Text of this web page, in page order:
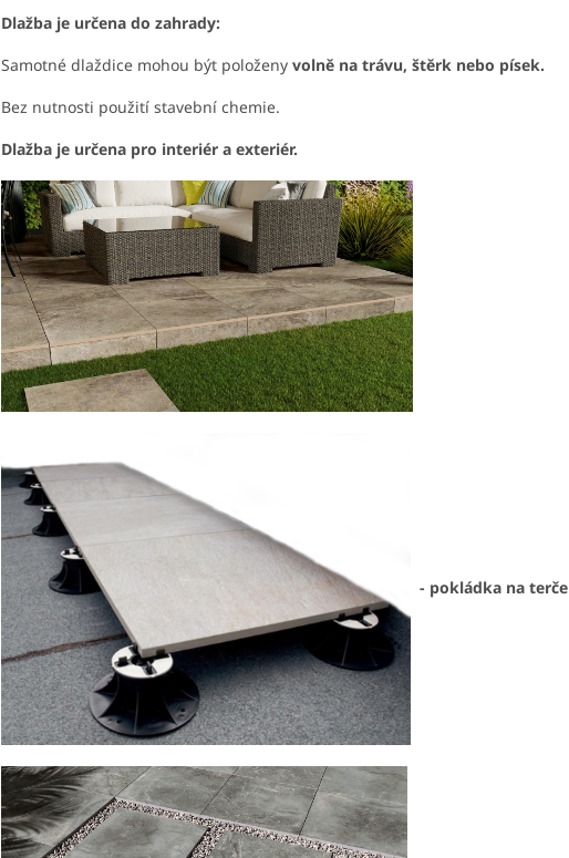
Dlažba je určena do zahrady:
Samotné dlaždice mohou být položeny volně na trávu, štěrk nebo písek.
Bez nutnosti použití stavební chemie.
Dlažba je určena pro interiér a exteriér.
- pokládka na terče